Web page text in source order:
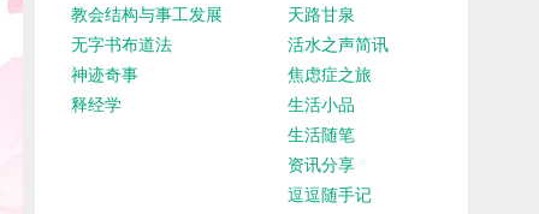
教会结构与事工发展
无字书布道法
神迹奇事
释经学
天路甘泉
活水之声简讯
焦虑症之旅
生活小品
生活随笔
资讯分享
逗逗随手记